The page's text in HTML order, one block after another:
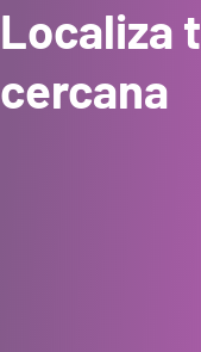
Localiza
cercana